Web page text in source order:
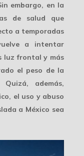
embargo, en la
de salud que
a temporadas
a intentar
luz frontal y más
el peso de la
además,
el uso y abuso
a México sea